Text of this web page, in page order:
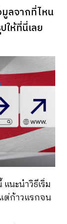
ลจากที่ไหน
ให้ที่นี่เลย
นะนำวิธีเริ่ม
ต่ก้าวแรกจน